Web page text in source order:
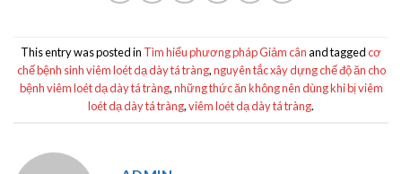
This entry was posted in Tìm hiểu phương pháp Giảm cânand taggedcơ
chế bệnh sinh viêm loét dạ dày tá tràng,nguyên tắc xây dựng chế độ ăn cho
bệnh viêm loét dạ dày tá tràng,những thức ăn không nên dùng khi bị viêm
loét dạ dày tá tràng,viêm loét dạ dày tá tràng.